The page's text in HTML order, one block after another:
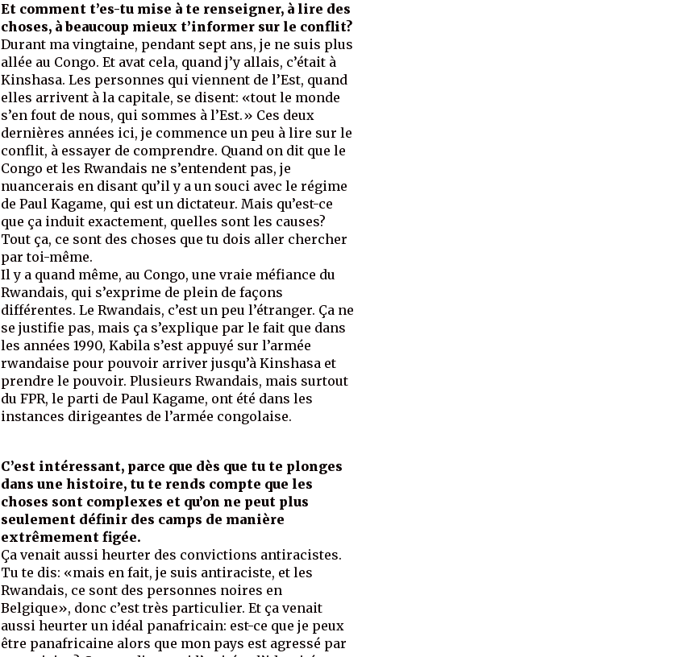
Et comment t’es-tu mise à te renseigner, à lire des
choses, à beaucoup mieux t’informer sur le conflit?
Durant ma vingtaine, pendant sept ans, je ne suis plus
allée au Congo. Et avat cela, quand j’y allais, c’était à
Kinshasa. Les personnes qui viennent de l’Est, quand
elles arrivent à la capitale, se disent: «tout le monde
s’en fout de nous, qui sommes à l’Est.» Ces deux
dernières années ici, je commence un peu à lire sur le
conflit, à essayer de comprendre. Quand on dit que le
Congo et les Rwandais ne s’entendent pas, je
nuancerais en disant qu’il y a un souci avec le régime
de Paul Kagame, qui est un dictateur. Mais qu’est-ce
que ça induit exactement, quelles sont les causes?
Tout ça, ce sont des choses que tu dois aller chercher
par toi-même.
Il y a quand même, au Congo, une vraie méfiance du
Rwandais, qui s’exprime de plein de façons
différentes. Le Rwandais, c’est un peu l’étranger. Ça ne
se justifie pas, mais ça s’explique par le fait que dans
les années 1990, Kabila s’est appuyé sur l’armée
rwandaise pour pouvoir arriver jusqu’à Kinshasa et
prendre le pouvoir. Plusieurs Rwandais, mais surtout
du FPR, le parti de Paul Kagame, ont été dans les
instances dirigeantes de l’armée congolaise.
C’est intéressant, parce que dès que tu te plonges
dans une histoire, tu te rends compte que les
choses sont complexes et qu’on ne peut plus
seulement définir des camps de manière
extrêmement figée.
Ça venait aussi heurter des convictions antiracistes.
Tu te dis: «mais en fait, je suis antiraciste, et les
Rwandais, ce sont des personnes noires en
Belgique», donc c’est très particulier. Et ça venait
aussi heurter un idéal panafricain: est-ce que je peux
être panafricaine alors que mon pays est agressé par